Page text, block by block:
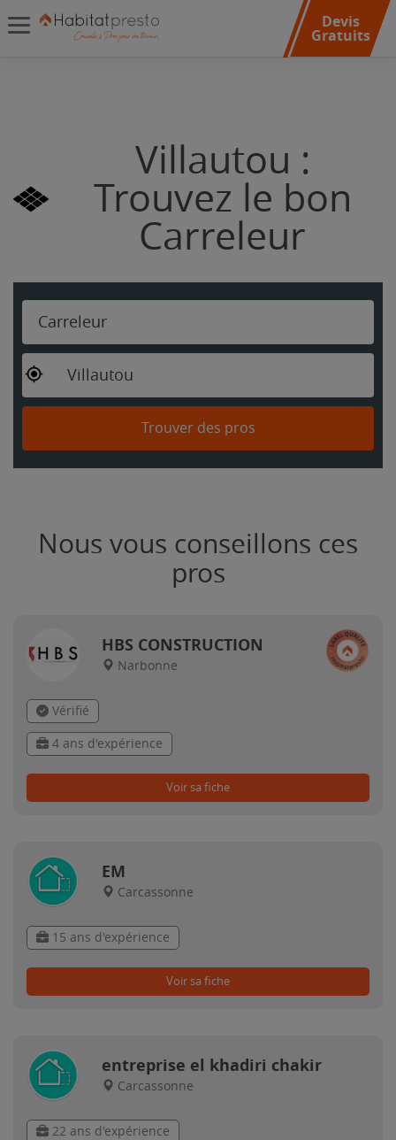
Devis
Gratuits
Villautou :
Trouvez le bon
Carreleur
Carreleur
Villautou
Trouver des pros
Nous vous conseillons ces
pros
HBS CONSTRUCTION
Narbonne
Vérifié
4 ans d'expérience
Voir sa fiche
EM
Carcassonne
15 ans d'expérience
Voir sa fiche
entreprise el khadiri chakir
Carcassonne
22 ans d'expérience